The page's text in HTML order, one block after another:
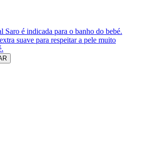
Saro é indicada para o banho do bebé.
suave para respeitar a pele muito